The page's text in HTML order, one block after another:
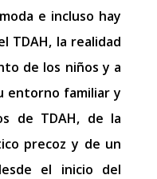
e incluso hay
TDAH, la realidad
de los niños y a
entorno familiar y
de TDAH, de la
precoz y de un
el inicio del